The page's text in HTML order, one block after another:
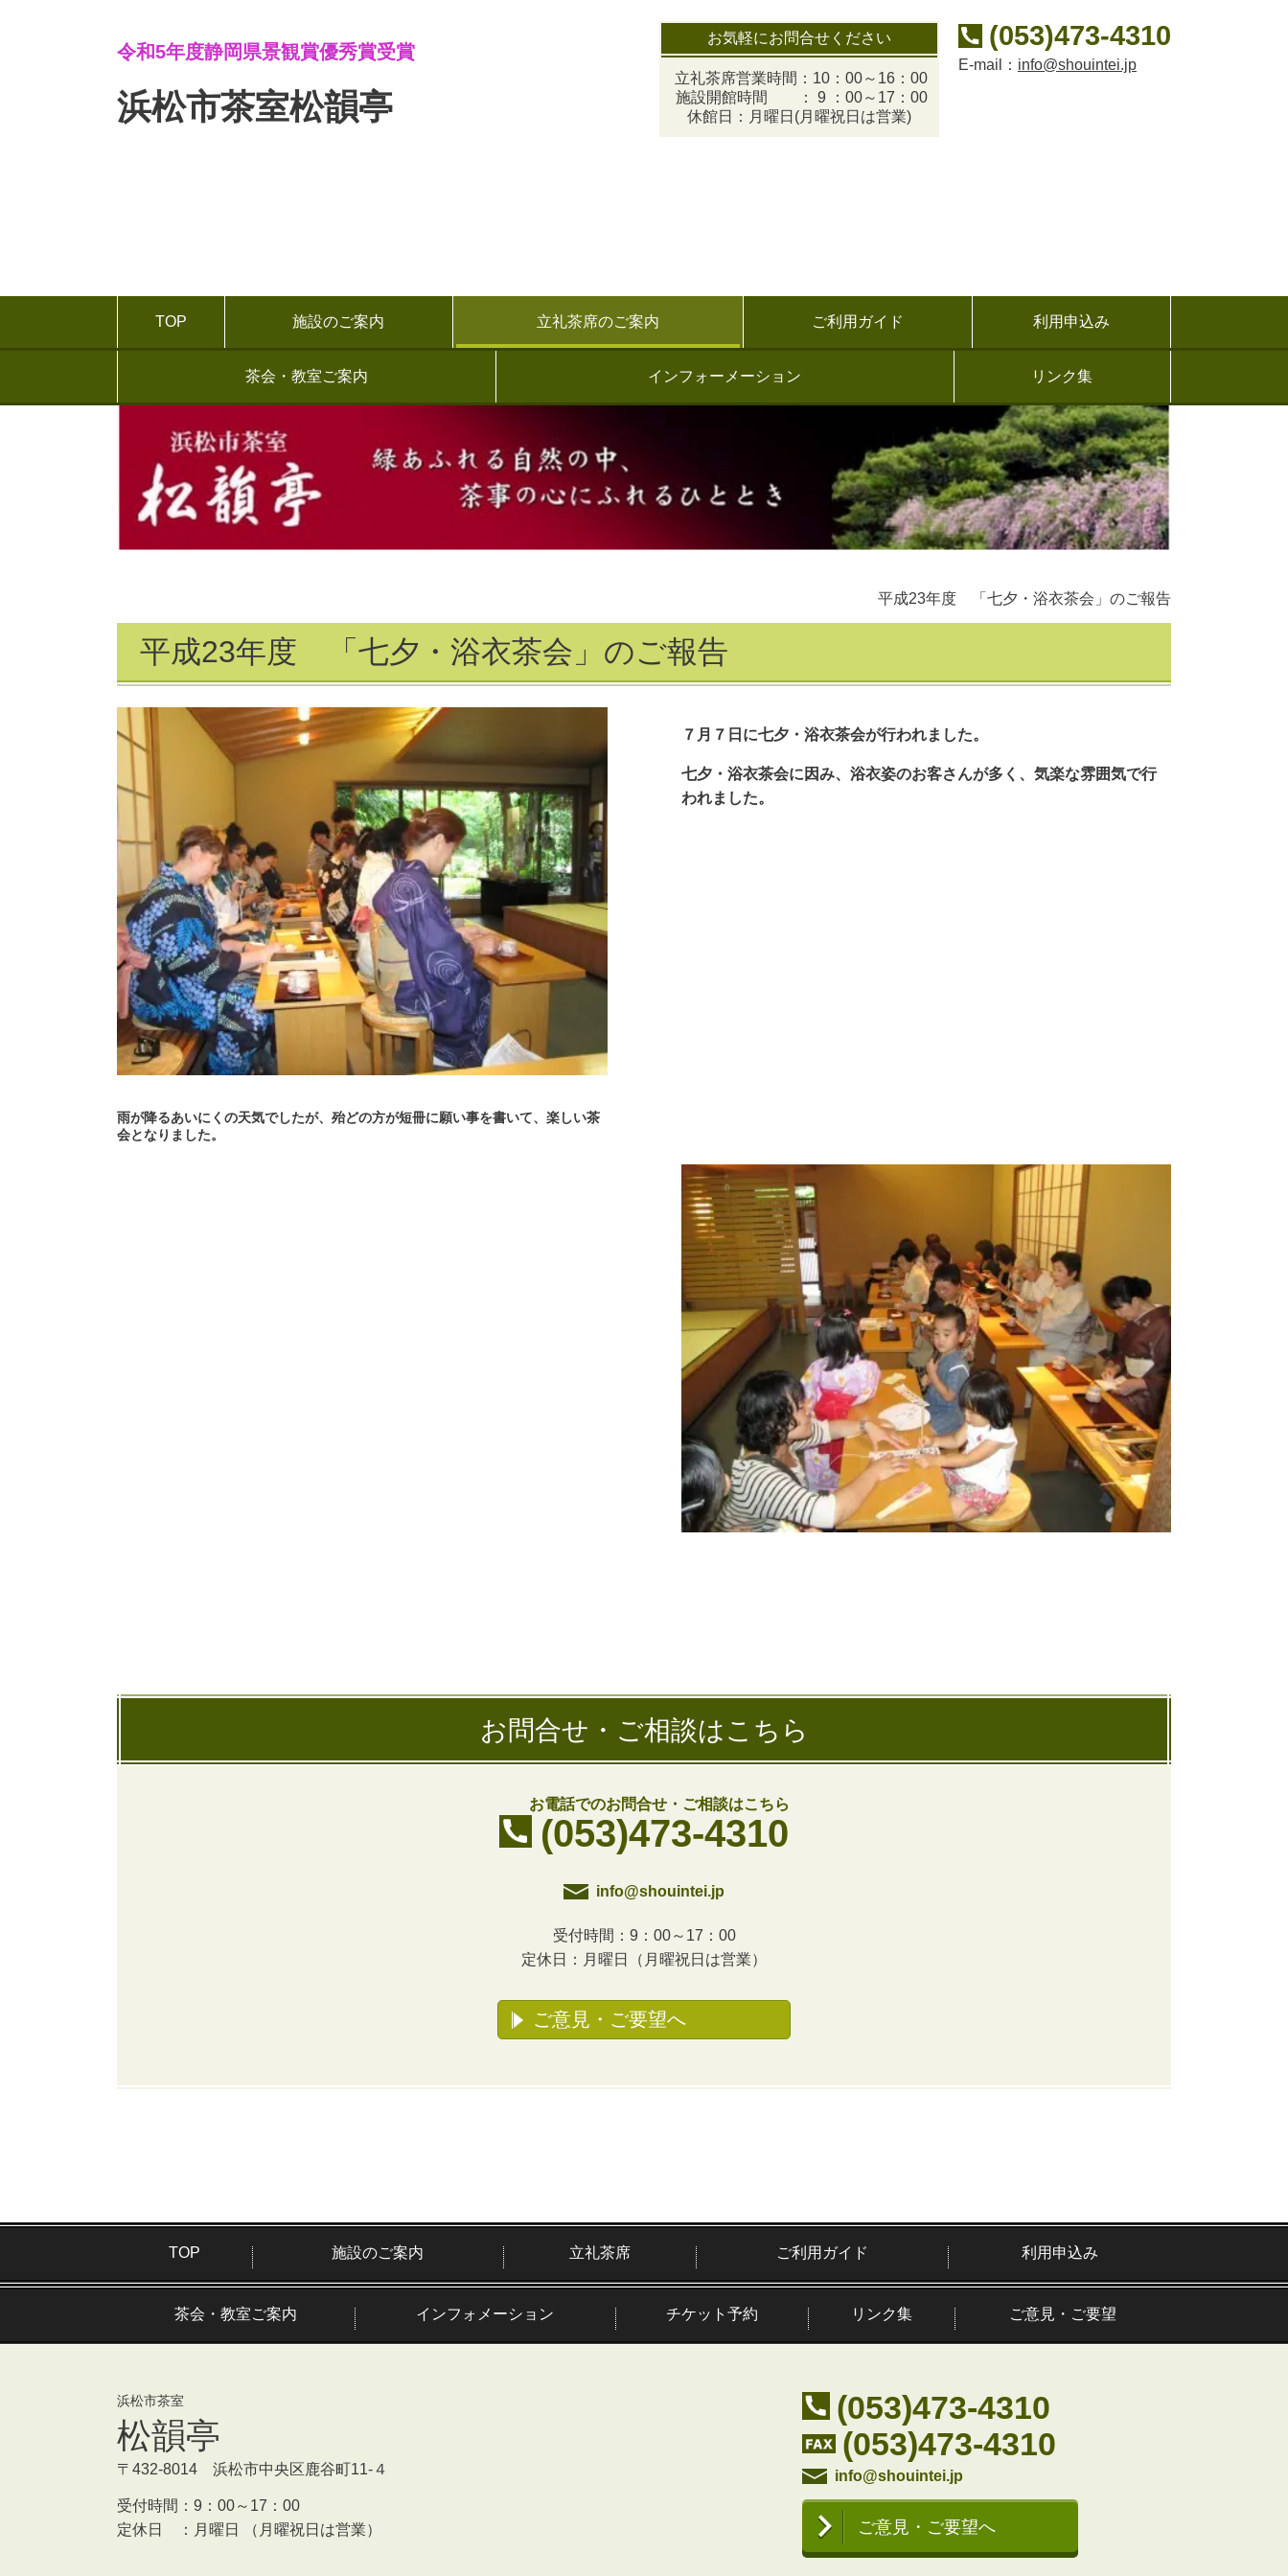
令和5年度静岡県景観賞優秀賞受賞
浜松市茶室松韻亭
お気軽にお問合せください
立礼茶席営業時間：10：00～16：00
施設開館時間 ： 9 ：00～17：00
休館日：月曜日(月曜祝日は営業)
(053)473-4310
E-mail： info@shouintei.jp
TOP 施設のご案内 立礼茶席のご案内 ご利用ガイド 利用申込み
茶会・教室ご案内 インフォーメーション リンク集
平成23年度 「七夕・浴衣茶会」のご報告
平成23年度 「七夕・浴衣茶会」のご報告
７月７日に七夕・浴衣茶会が行われました。
七夕・浴衣茶会に因み、浴衣姿のお客さんが多く、気楽な雰囲気で行
われました。
雨が降るあいにくの天気でしたが、殆どの方が短冊に願い事を書いて、楽しい茶
会となりました。
お問合せ・ご相談はこちら
お電話でのお問合せ・ご相談はこちら
(053)473-4310
info@shouintei.jp
受付時間：9：00～17：00
定休日：月曜日（月曜祝日は営業）
ご意見・ご要望へ
TOP 施設のご案内 立礼茶席 ご利用ガイド 利用申込み
茶会・教室ご案内 インフォメーション チケット予約 リンク集 ご意見・ご要望
浜松市茶室
松韻亭
〒432-8014 浜松市中央区鹿谷町11-４
受付時間： 9：00～17：00
定休日 ： 月曜日 （月曜祝日は営業）
(053)473-4310
(053)473-4310
info@shouintei.jp
ご意見・ご要望へ